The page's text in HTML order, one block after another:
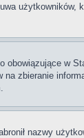
w
na zbieranie
nazwy